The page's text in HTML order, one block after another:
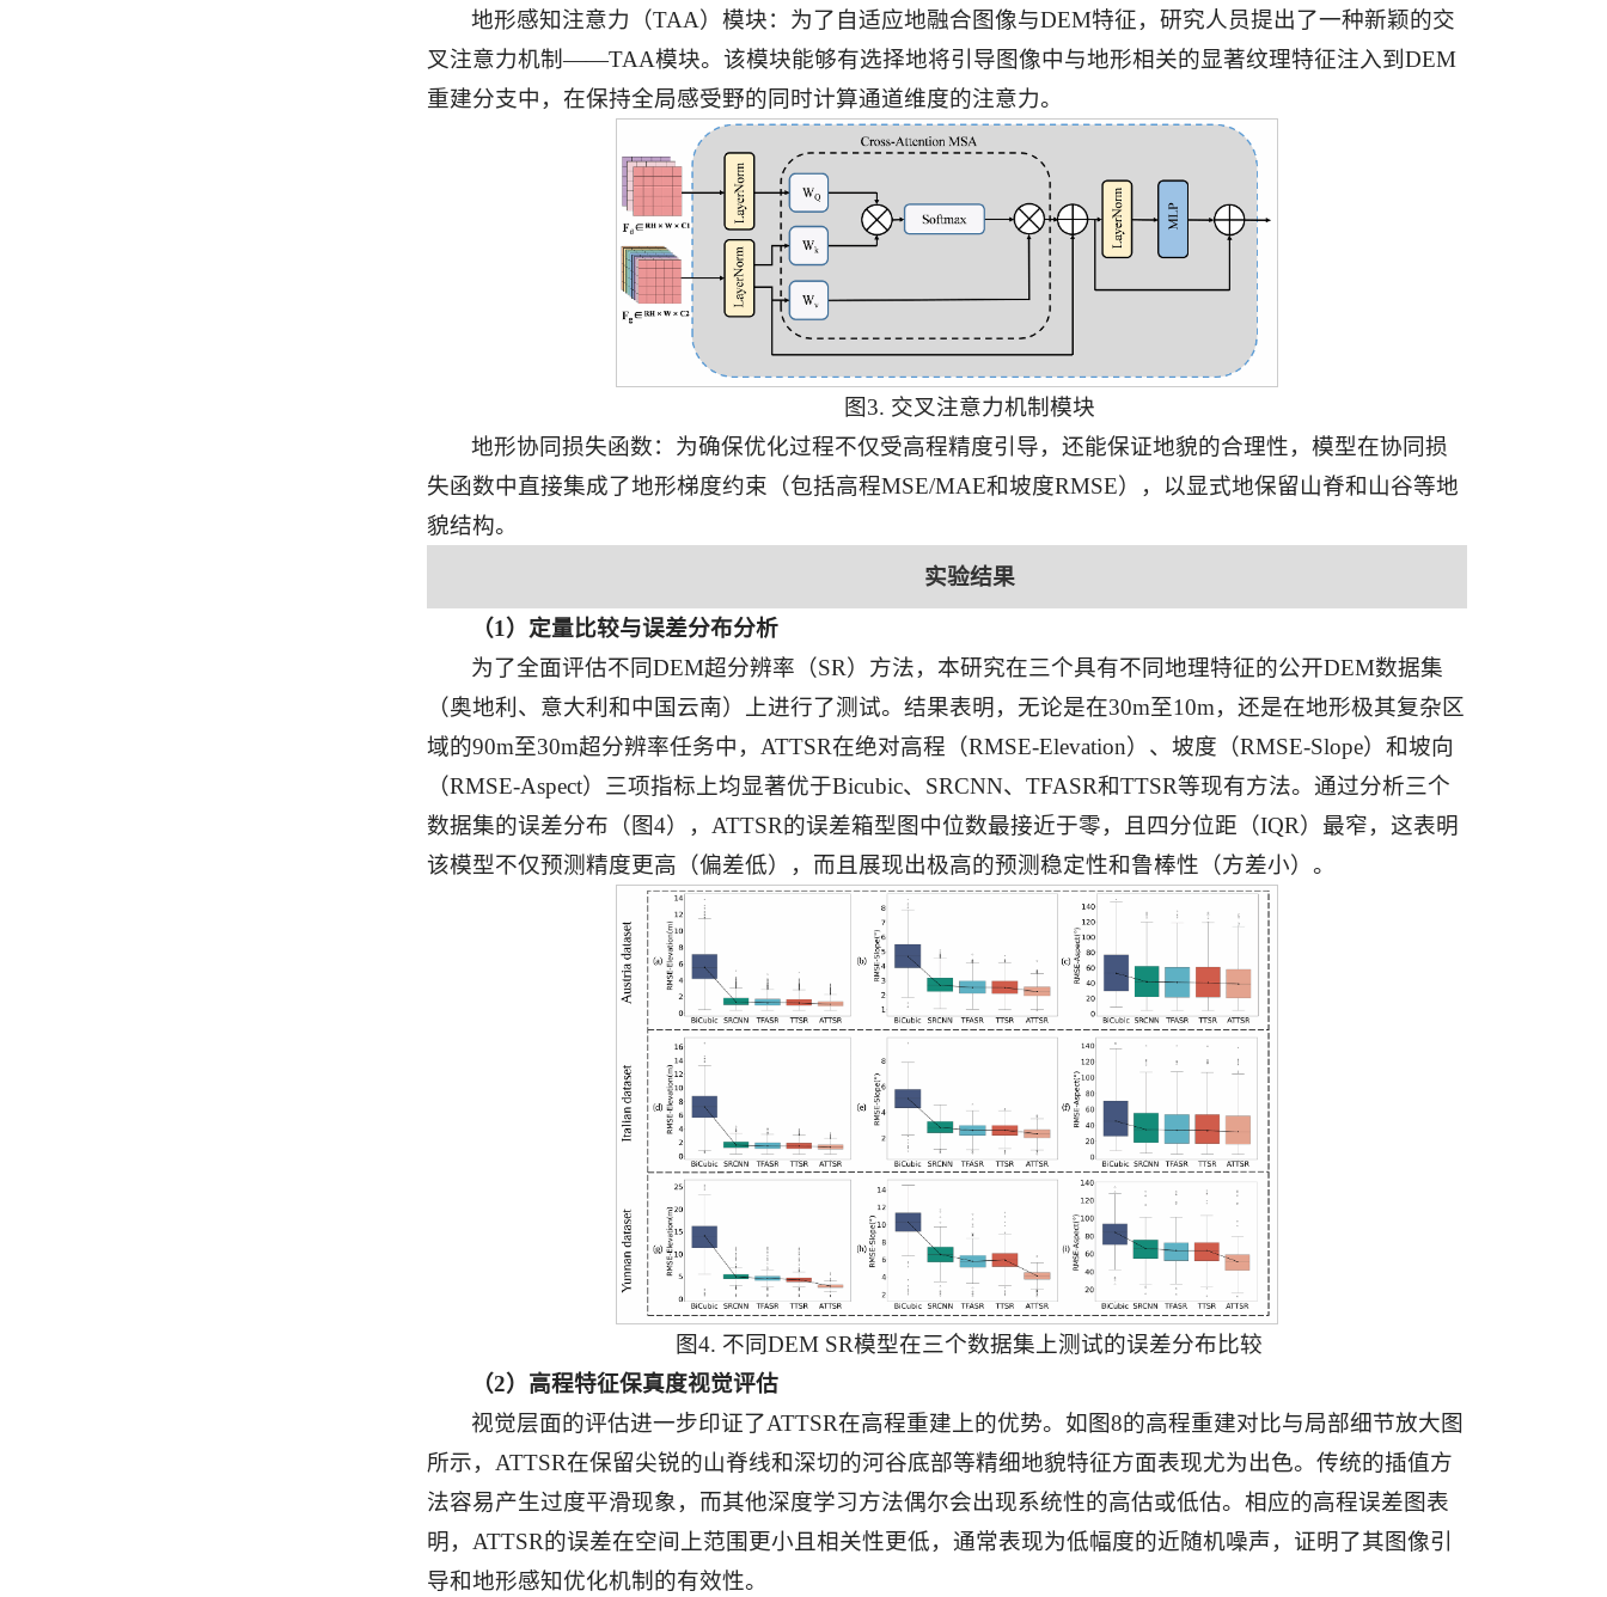
地形感知注意力（TAA）模块：为了自适应地融合图像与DEM特征，研究人员提出了一种新颖的交
叉注意力机制——TAA模块。该模块能够有选择地将引导图像中与地形相关的显著纹理特征注入到DEM
重建分支中，在保持全局感受野的同时计算通道维度的注意力。
图3. 交叉注意力机制模块
地形协同损失函数：为确保优化过程不仅受高程精度引导，还能保证地貌的合理性，模型在协同损
失函数中直接集成了地形梯度约束（包括高程MSE/MAE和坡度RMSE），以显式地保留山脊和山谷等地
貌结构。
实验结果
（1）定量比较与误差分布分析
为了全面评估不同DEM超分辨率（SR）方法，本研究在三个具有不同地理特征的公开DEM数据集
（奥地利、意大利和中国云南）上进行了测试。结果表明，无论是在30m至10m，还是在地形极其复杂区
域的90m至30m超分辨率任务中，ATTSR在绝对高程（RMSE-Elevation）、坡度（RMSE-Slope）和坡向
（RMSE-Aspect）三项指标上均显著优于Bicubic、SRCNN、TFASR和TTSR等现有方法。通过分析三个
数据集的误差分布（图4），ATTSR的误差箱型图中位数最接近于零，且四分位距（IQR）最窄，这表明
该模型不仅预测精度更高（偏差低），而且展现出极高的预测稳定性和鲁棒性（方差小）。
图4. 不同DEM SR模型在三个数据集上测试的误差分布比较
（2）高程特征保真度视觉评估
视觉层面的评估进一步印证了ATTSR在高程重建上的优势。如图8的高程重建对比与局部细节放大图
所示，ATTSR在保留尖锐的山脊线和深切的河谷底部等精细地貌特征方面表现尤为出色。传统的插值方
法容易产生过度平滑现象，而其他深度学习方法偶尔会出现系统性的高估或低估。相应的高程误差图表
明，ATTSR的误差在空间上范围更小且相关性更低，通常表现为低幅度的近随机噪声，证明了其图像引
导和地形感知优化机制的有效性。